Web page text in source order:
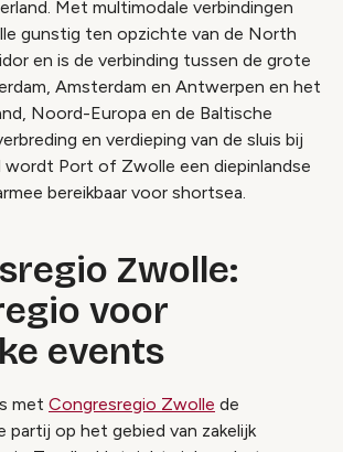
Met multimodale verbindingen
gunstig ten opzichte van de North
en is de verbinding tussen de grote
Amsterdam en Antwerpen en het
Noord-Europa en de Baltische
en verdieping van de sluis bij
wordt Port of Zwolle een diepinlandse
bereikbaar voor shortsea.
Zwolle:
voor
events
met Congresregio Zwolle de
partij op het gebied van zakelijk